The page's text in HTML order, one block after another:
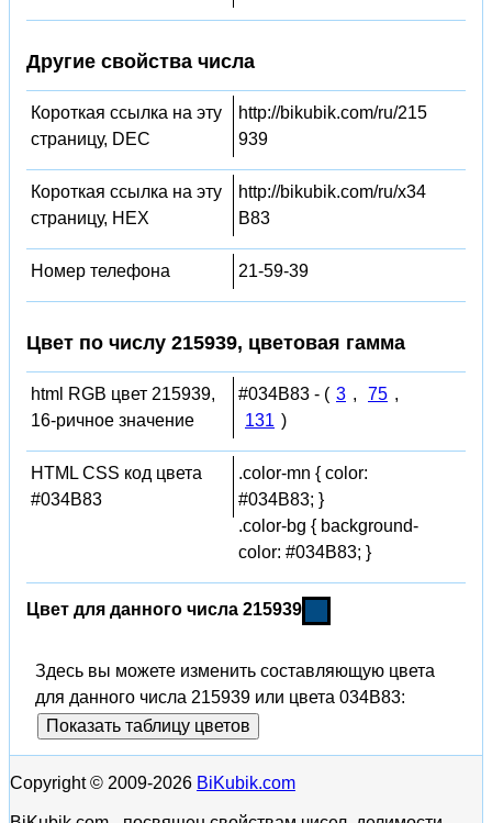
Другие свойства числа
Короткая ссылка на эту
страницу, DEC
http://bikubik.com/ru/215
939
Короткая ссылка на эту
страницу, HEX
http://bikubik.com/ru/x34
B83
Номер телефона 21-59-39
Цвет по числу 215939, цветовая гамма
html RGB цвет 215939,
16-ричное значение
#034B83 - ( 3 , 75 ,
131 )
HTML CSS код цвета
#034B83
.color-mn { color:
#034B83; }
.color-bg { background-
color: #034B83; }
Цвет для данного числа 215939
Здесь вы можете изменить составляющую цвета
для данного числа 215939 или цвета 034B83:
Показать таблицу цветов
Copyright © 2009-2026 BiKubik.com